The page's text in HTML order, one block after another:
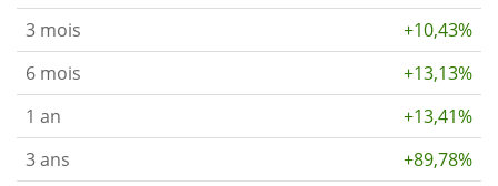
3 mois
+10,43%
6 mois
+13,13%
1 an
+13,41%
3 ans
+89,78%